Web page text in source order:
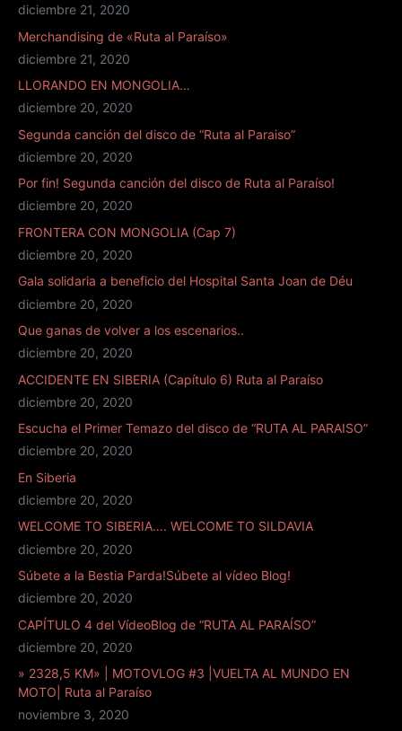
diciembre 21, 2020
Merchandising de «Ruta al Paraíso»
diciembre 21, 2020
LLORANDO EN MONGOLIA…
diciembre 20, 2020
Segunda canción del disco de “Ruta al Paraiso”
diciembre 20, 2020
Por fin! Segunda canción del disco de Ruta al Paraíso!
diciembre 20, 2020
FRONTERA CON MONGOLIA (Cap 7)
diciembre 20, 2020
Gala solidaria a beneficio del Hospital Santa Joan de Déu
diciembre 20, 2020
Que ganas de volver a los escenarios..
diciembre 20, 2020
ACCIDENTE EN SIBERIA (Capítulo 6) Ruta al Paraíso
diciembre 20, 2020
Escucha el Primer Temazo del disco de “RUTA AL PARAISO”
diciembre 20, 2020
En Siberia
diciembre 20, 2020
WELCOME TO SIBERIA…. WELCOME TO SILDAVIA
diciembre 20, 2020
Súbete a la Bestia Parda!Súbete al vídeo Blog!
diciembre 20, 2020
CAPÍTULO 4 del VídeoBlog de “RUTA AL PARAÍSO”
diciembre 20, 2020
» 2328,5 KM» | MOTOVLOG #3 |VUELTA AL MUNDO EN
MOTO| Ruta al Paraíso
noviembre 3, 2020